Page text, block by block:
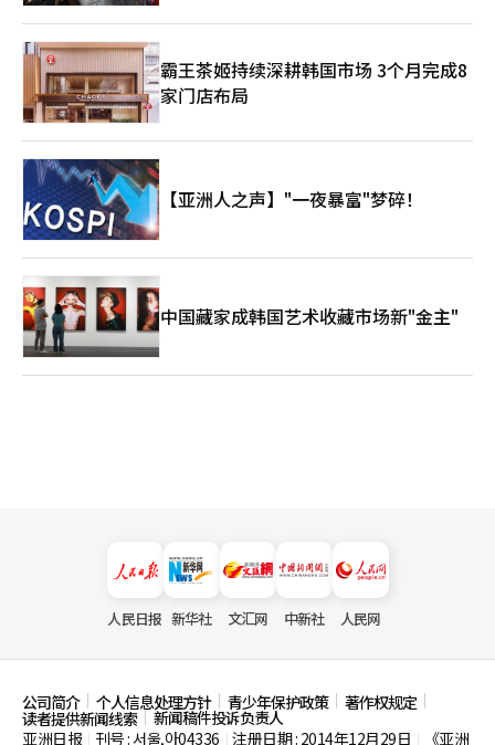
霸王茶姬持续深耕韩国市场 3个月完成8
家门店布局
【亚洲人之声】"一夜暴富"梦碎！
中国藏家成韩国艺术收藏市场新"金主"
人民日报 新华社 文汇网 中新社 人民网
公司简介 个人信息处理方针 青少年保护政策 著作权规定
读者提供新闻线索
新闻稿件投诉负责人
亚洲日报
刊号 : 서울,아04336 注册日期 : 2014年12月29日 《亚洲